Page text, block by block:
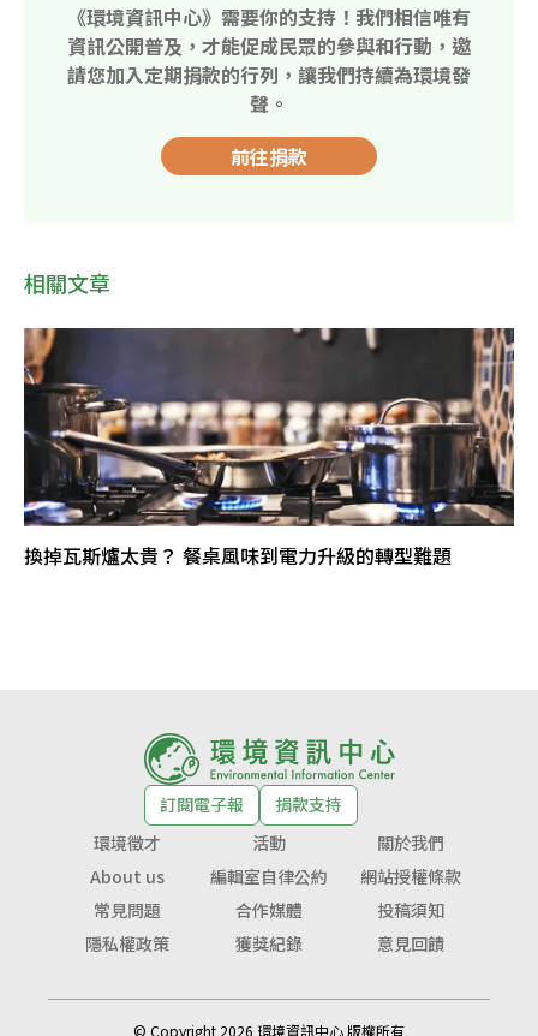
《環境資訊中心》需要你的支持！我們相信唯有
資訊公開普及，才能促成民眾的參與和行動，邀
請您加入定期捐款的行列，讓我們持續為環境發
聲。
前往捐款
相關文章
換掉瓦斯爐太貴？ 餐桌風味到電力升級的轉型難題
訂閱電子報
捐款支持
環境徵才
活動
關於我們
About us
編輯室自律公約
網站授權條款
常見問題
合作媒體
投稿須知
隱私權政策
獲獎紀錄 意見回饋
© Copyright 2026 環境資訊中心 版權所有